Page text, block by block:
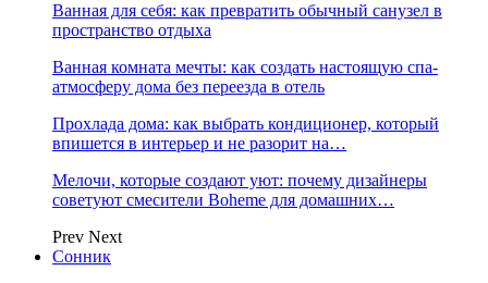
Ванная для себя: как превратить обычный санузел в
пространство отдыха
Ванная комната мечты: как создать настоящую спа-
атмосферу дома без переезда в отель
Прохлада дома: как выбрать кондиционер, который
впишется в интерьер и не разорит на…
Мелочи, которые создают уют: почему дизайнеры
советуют смесители Boheme для домашних…
Prev Next
Сонник